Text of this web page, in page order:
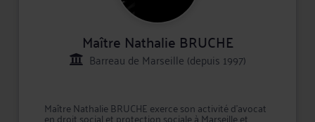
Maître Nathalie BRUCHE
Barreau de Marseille (depuis 1997)
Maître Nathalie BRUCHE exerce son activité d'avocat
en droit social et protection sociale à Marseille et